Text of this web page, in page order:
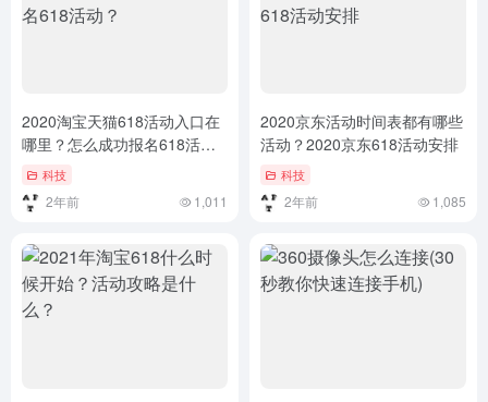
2020淘宝天猫618活动入口在
哪里？怎么成功报名618活
动？科技
2年前 1,011
2020京东活动时间表都有哪些
活动？2020京东618活动安排
科技
2年前 1,085